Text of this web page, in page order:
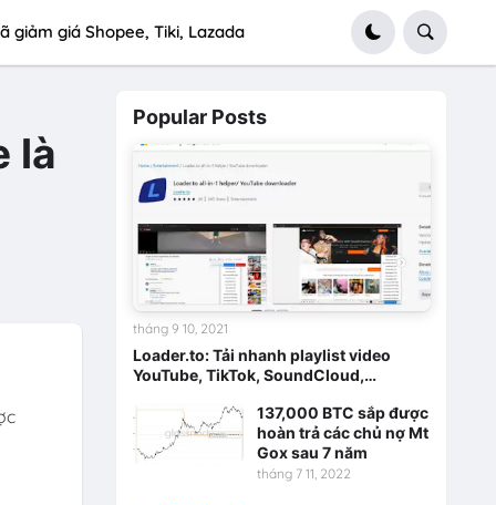
giảm giá Shopee, Tiki, Lazada
là
Popular Posts
Loader.to: Tải nhanh playlist video
YouTube, TikTok, SoundCloud,…
tháng 9 10, 2021
137,000 BTC sắp được
hoàn trả các chủ nợ Mt
Gox sau 7 năm
tháng 7 11, 2022